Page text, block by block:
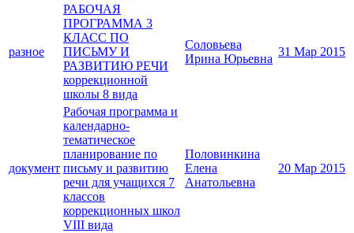
разное
РАБОЧАЯ
ПРОГРАММА 3
КЛАСС ПО
ПИСЬМУ И
РАЗВИТИЮ РЕЧИ
коррекционной
школы 8 вида
Соловьева
Ирина Юрьевна
31 Мар 2015
документ
Рабочая программа и
календарно-
тематическое
планирование по
письму и развитию
речи для учащихся 7
классов
коррекционных школ
VIII вида
Половинкина
Елена
Анатольевна
20 Мар 2015